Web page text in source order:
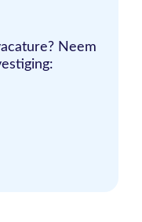
Neem